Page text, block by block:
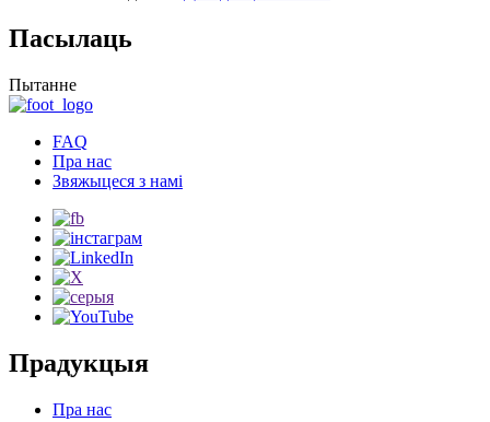
Пасылаць
Пытанне
FAQ
Пра нас
Звяжыцеся з намі
Прадукцыя
Пра нас